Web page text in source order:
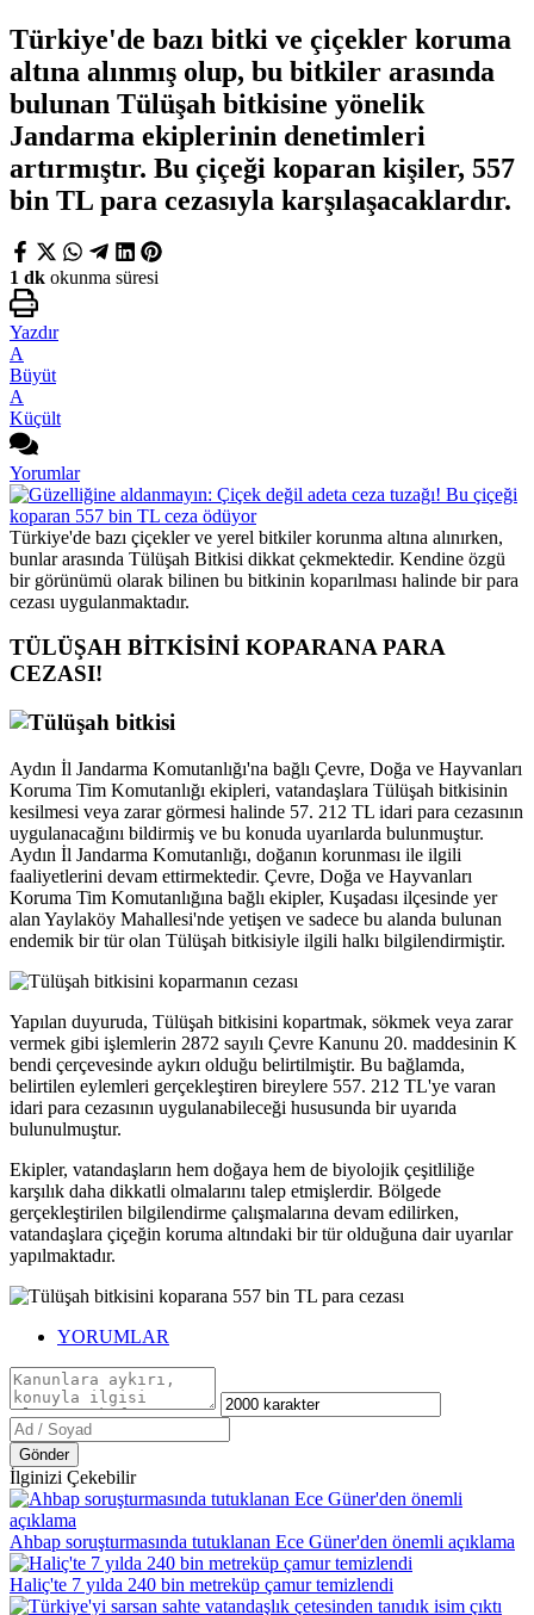
Türkiye'de bazı bitki ve çiçekler koruma
altına alınmış olup, bu bitkiler arasında
bulunan Tülüşah bitkisine yönelik
Jandarma ekiplerinin denetimleri
artırmıştır. Bu çiçeği koparan kişiler, 557
bin TL para cezasıyla karşılaşacaklardır.
1 dk okunma süresi
Yazdır
A
Büyüt
A
Küçült
Yorumlar
Türkiye'de bazı çiçekler ve yerel bitkiler korunma altına alınırken,
bunlar arasında Tülüşah Bitkisi dikkat çekmektedir. Kendine özgü
bir görünümü olarak bilinen bu bitkinin koparılması halinde bir para
cezası uygulanmaktadır.
TÜLÜŞAH BİTKİSİNİ KOPARANA PARA
CEZASI!
Aydın İl Jandarma Komutanlığı'na bağlı Çevre, Doğa ve Hayvanları
Koruma Tim Komutanlığı ekipleri, vatandaşlara Tülüşah bitkisinin
kesilmesi veya zarar görmesi halinde 57. 212 TL idari para cezasının
uygulanacağını bildirmiş ve bu konuda uyarılarda bulunmuştur.
Aydın İl Jandarma Komutanlığı, doğanın korunması ile ilgili
faaliyetlerini devam ettirmektedir. Çevre, Doğa ve Hayvanları
Koruma Tim Komutanlığına bağlı ekipler, Kuşadası ilçesinde yer
alan Yaylaköy Mahallesi'nde yetişen ve sadece bu alanda bulunan
endemik bir tür olan Tülüşah bitkisiyle ilgili halkı bilgilendirmiştir.
Yapılan duyuruda, Tülüşah bitkisini kopartmak, sökmek veya zarar
vermek gibi işlemlerin 2872 sayılı Çevre Kanunu 20. maddesinin K
bendi çerçevesinde aykırı olduğu belirtilmiştir. Bu bağlamda,
belirtilen eylemleri gerçekleştiren bireylere 557. 212 TL'ye varan
idari para cezasının uygulanabileceği hususunda bir uyarıda
bulunulmuştur.
Ekipler, vatandaşların hem doğaya hem de biyolojik çeşitliliğe
karşılık daha dikkatli olmalarını talep etmişlerdir. Bölgede
gerçekleştirilen bilgilendirme çalışmalarına devam edilirken,
vatandaşlara çiçeğin koruma altındaki bir tür olduğuna dair uyarılar
yapılmaktadır.
YORUMLAR
Gönder
İlginizi Çekebilir
Ahbap soruşturmasında tutuklanan Ece Güner'den önemli açıklama
Haliç'te 7 yılda 240 bin metreküp çamur temizlendi